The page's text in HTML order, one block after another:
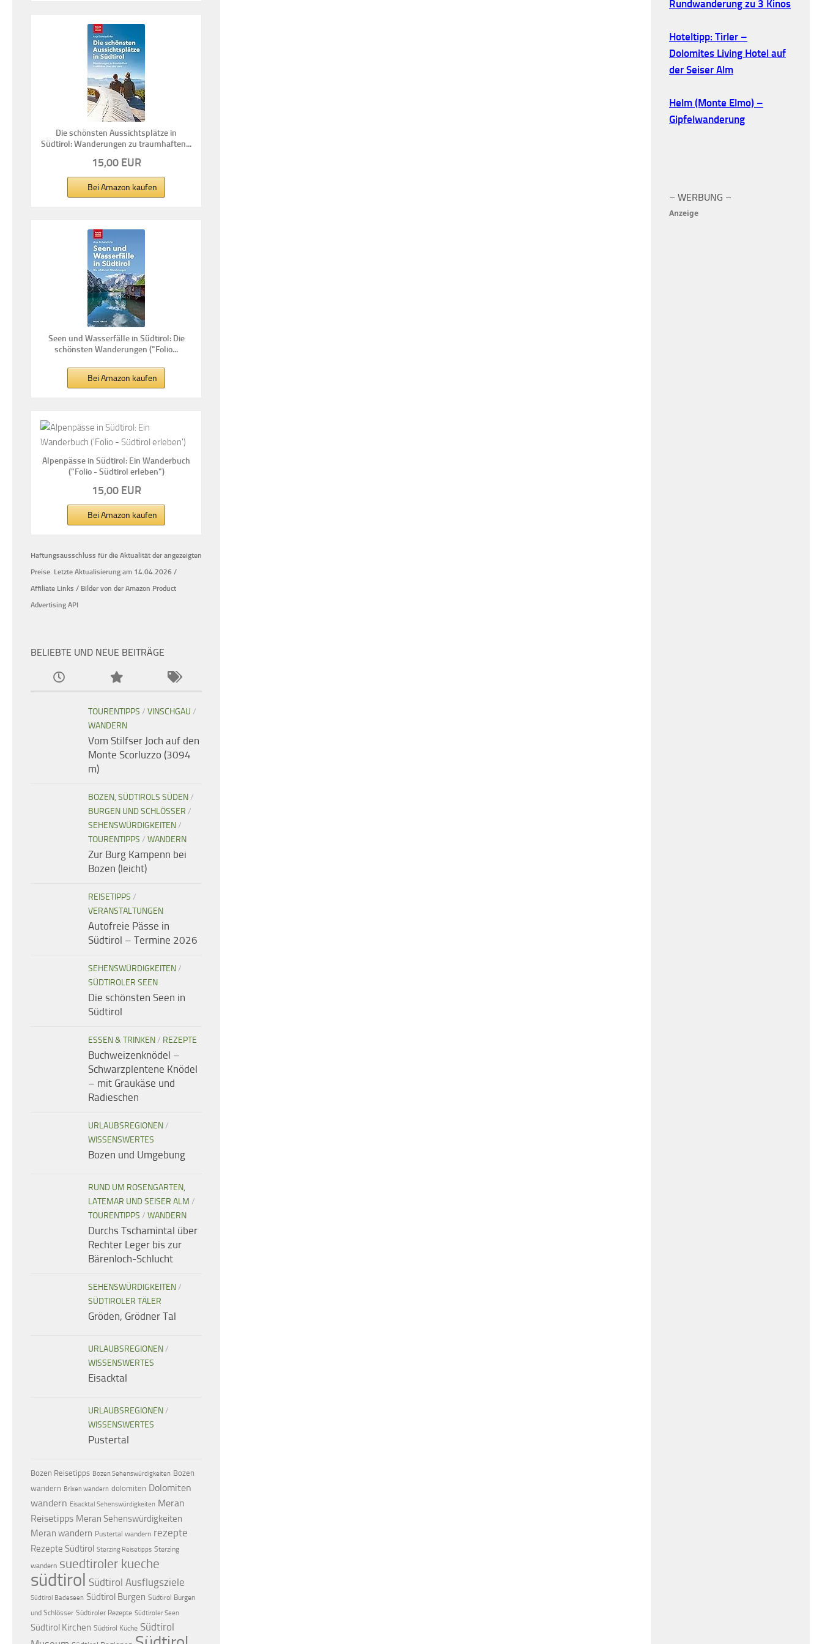
Die schönsten Aussichtsplätze in
Südtirol: Wanderungen zu traumhaften...
15,00 EUR
Bei Amazon kaufen
Seen und Wasserfälle in Südtirol: Die
schönsten Wanderungen ("Folio...
Bei Amazon kaufen
Alpenpässe in Südtirol: Ein Wanderbuch
("Folio - Südtirol erleben")
15,00 EUR
Bei Amazon kaufen
Haftungsausschluss für die Aktualität der angezeigten
Preise. Letzte Aktualisierung am 14.04.2026 /
Affiliate Links / Bilder von der Amazon Product
Advertising API
BELIEBTE UND NEUE BEITRÄGE
TOURENTIPPS / VINSCHGAU /
WANDERN
Vom Stilfser Joch auf den
Monte Scorluzzo (3094
m)
BOZEN, SÜDTIROLS SÜDEN/
BURGEN UND SCHLÖSSER /
SEHENSWÜRDIGKEITEN/
TOURENTIPPS / WANDERN
Zur Burg Kampenn bei
Bozen (leicht)
REISETIPPS /
VERANSTALTUNGEN
Autofreie Pässe in
Südtirol – Termine 2026
SEHENSWÜRDIGKEITEN/
SÜDTIROLER SEEN
Die schönsten Seen in
Südtirol
ESSEN & TRINKEN/ REZEPTE
Buchweizenknödel –
Schwarzplentene Knödel
– mit Graukäse und
Radieschen
URLAUBSREGIONEN/
WISSENSWERTES
Bozen und Umgebung
RUND UM ROSENGARTEN,
LATEMAR UND SEISER ALM /
TOURENTIPPS / WANDERN
Durchs Tschamintal über
Rechter Leger bis zur
Bärenloch-Schlucht
SEHENSWÜRDIGKEITEN/
SÜDTIROLER TÄLER
Gröden, Grödner Tal
URLAUBSREGIONEN/
WISSENSWERTES
Eisacktal
URLAUBSREGIONEN/
WISSENSWERTES
Pustertal
Bozen Reisetipps Bozen Sehenswürdigkeiten Bozen
wandern Brixen wandern dolomiten Dolomiten
wandern Eisacktal Sehenswürdigkeiten Meran
Reisetipps Meran Sehenswürdigkeiten
Meran wandern Pustertal wandern rezepte
Rezepte Südtirol Sterzing Reisetipps Sterzing
wandern suedtiroler kueche
südtirol Südtirol Ausflugsziele
Südtirol Badeseen Südtirol Burgen Südtirol Burgen
und Schlösser Südtiroler Rezepte Südtiroler Seen
Südtirol Kirchen Südtirol Küche Südtirol
Rundwanderung zu 3 Kinos
Hoteltipp: Tirler –
Dolomites Living Hotel auf
der Seiser Alm
Helm (Monte Elmo) –
Gipfelwanderung
– WERBUNG –
Anzeige